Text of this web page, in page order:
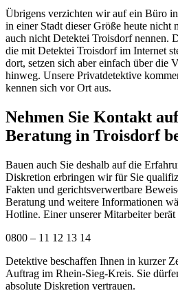
Übrigens verzichten wir auf ein Büro
in einer Stadt dieser Größe heute nicht
auch nicht Detektei Troisdorf nennen.
die mit Detektei Troisdorf im Internet
dort, setzen sich aber einfach über die
hinweg. Unsere Privatdetektive
kennen sich vor Ort aus.
Nehmen Sie Kontakt
Beratung in Troisdorf
Bauen auch Sie deshalb auf die
Diskretion erbringen wir für Sie
Fakten und gerichtsverwertbare
Beratung und weitere Informationen
Hotline. Einer unserer Mitarbeiter
0800 – 11 12 13 14
Detektive beschaffen Ihnen in kurzer
Auftrag im Rhein-Sieg-Kreis. Sie
absolute Diskretion vertrauen.